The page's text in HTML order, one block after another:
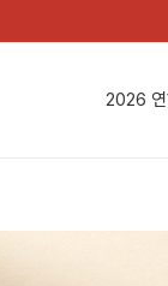
2026